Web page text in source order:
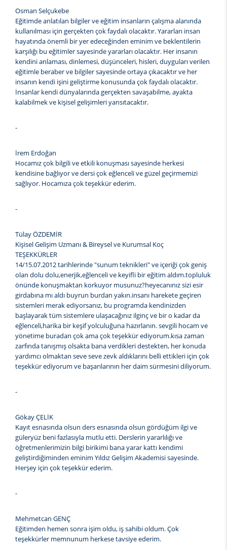
Osman Selçukebe
Eğitimde anlatılan bilgiler ve eğitim insanların çalışma alanında
kullanılması için gerçekten çok faydalı olacaktır. Yararları insan
hayatında önemli bir yer edeceğinden eminim ve beklentilerin
karşılığı bu eğitimler sayesinde yararları olacaktır. Her insanın
kendini anlaması, dinlemesi, düşünceleri, hisleri, duyguları verilen
eğitimle beraber ve bilgiler sayesinde ortaya çıkacaktır ve her
insanın kendi işini geliştirme konusunda çok faydalı olacaktır.
İnsanlar kendi dünyalarında gerçekten savaşabilme, ayakta
kalabilmek ve kişisel gelişimleri yansıtacaktır.
-
İrem Erdoğan
Hocamız çok bilgili ve etkili konuşması sayesinde herkesi
kendisine bağlıyor ve dersi çok eğlenceli ve güzel geçirmemizi
sağlıyor. Hocamıza çok teşekkür ederim.
-
Tülay ÖZDEMİR
Kişisel Gelişim Uzmanı & Bireysel ve Kurumsal Koç
TEŞEKKÜRLER
14/15.07.2012 tarihlerinde "sunum teknikleri" ve içeriği çok geniş
olan dolu dolu,enerjik,eğlenceli ve keyifli bir eğitim aldım.topluluk
önünde konuşmaktan korkuyor musunuz?heyecanınız sizi esir
girdabına mı aldı buyrun burdan yakın.insanı harekete geçiren
sistemleri merak ediyorsanız, bu programda kendinizden
başlayarak tüm sistemlere ulaşacağınız ilginç ve bir o kadar da
eğlenceli,harika bir keşif yolculuğuna hazırlanın. sevgili hocam ve
yönetime buradan çok ama çok teşekkür ediyorum.kısa zaman
zarfında tanışmış olsakta bana verdikleri destekten, her konuda
yardımcı olmaktan seve seve zevk aldıklarını belli ettikleri için çok
teşekkür ediyorum ve başarılarının her daim sürmesini diliyorum.
-
Gökay ÇELİK
Kayıt esnasında olsun ders esnasında olsun gördüğüm ilgi ve
güleryüz beni fazlasıyla mutlu etti. Derslerin yararlılığı ve
öğretmenlerimizin bilgi birikimi bana yarar kattı kendimi
geliştirdiğiminden eminim Yıldız Gelişim Akademisi sayesinde.
Herşey için çok teşekkür ederim.
-
Mehmetcan GENÇ
Eğitimden hemen sonra işim oldu, iş sahibi oldum. Çok
teşekkürler memnunum herkese tavsiye ederim.